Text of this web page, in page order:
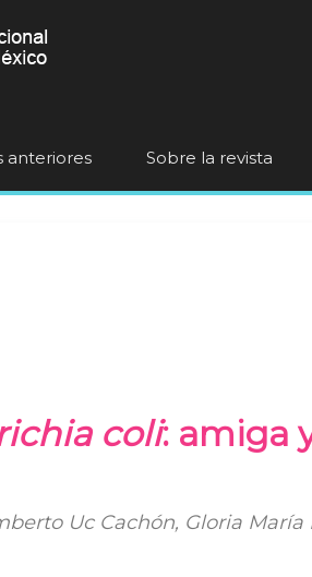
anteriores Sobre la revista
coli: amiga
Uc Cachón, Gloria